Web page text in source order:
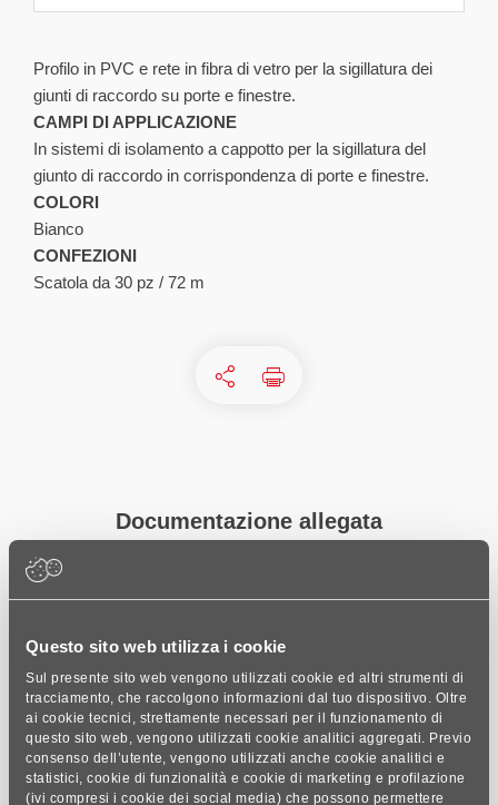
Questo sito web utilizza i cookie
Sul presente sito web vengono utilizzati cookie ed altri strumenti di
tracciamento, che raccolgono informazioni dal tuo dispositivo. Oltre
ai cookie tecnici, strettamente necessari per il funzionamento di
questo sito web, vengono utilizzati cookie analitici aggregati. Previo
consenso dell’utente, vengono utilizzati anche cookie analitici e
statistici, cookie di funzionalità e cookie di marketing e profilazione
(ivi compresi i cookie dei social media) che possono permettere
Profilo in PVC e rete in fibra di vetro per la sigillatura dei
giunti di raccordo su porte e finestre.
CAMPI DI APPLICAZIONE
In sistemi di isolamento a cappotto per la sigillatura del
giunto di raccordo in corrispondenza di porte e finestre.
COLORI
Bianco
CONFEZIONI
Scatola da 30 pz / 72 m
Documentazione allegata